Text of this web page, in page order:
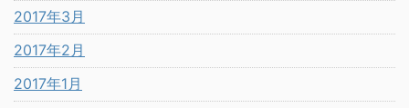
2017年3月
2017年2月
2017年1月